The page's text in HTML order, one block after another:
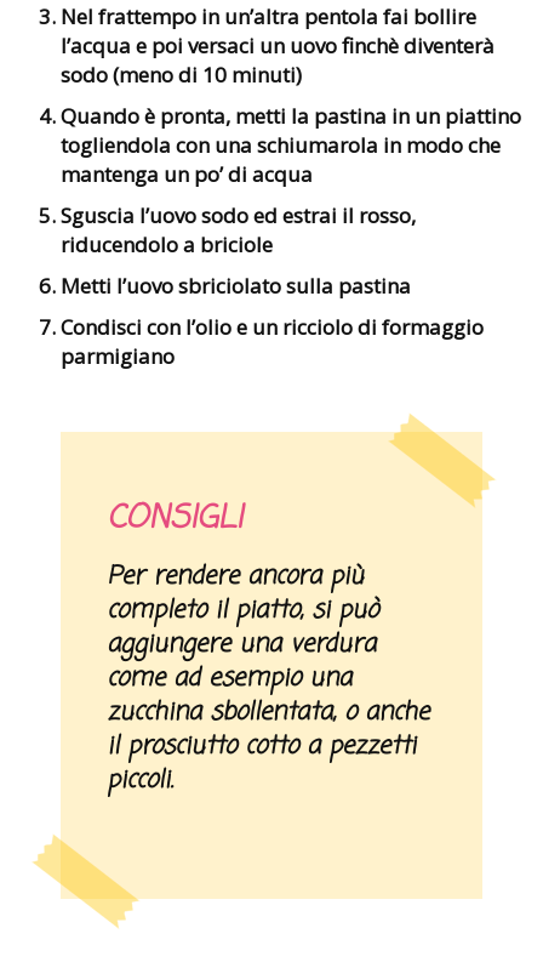
Nel frattempo in un’altra pentola fai bollire
l’acqua e poi versaci un uovo finchè diventerà
sodo (meno di 10 minuti)
Quando è pronta, metti la pastina in un piattino
togliendola con una schiumarola in modo che
mantenga un po’ di acqua
Sguscia l’uovo sodo ed estrai il rosso,
riducendolo a briciole
Metti l’uovo sbriciolato sulla pastina
Condisci con l’olio e un ricciolo di formaggio
parmigiano
CONSIGLI
Per rendere ancora più
completo il piatto, si può
aggiungere una verdura
come ad esempio una
zucchina sbollentata, o anche
il prosciutto cotto a pezzetti
piccoli.